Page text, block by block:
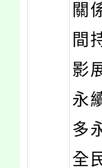
關
間
影
永
多
全